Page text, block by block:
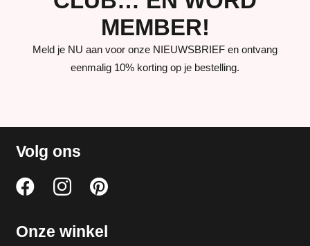
MEMBER!
Meld je NU aan voor onze NIEUWSBRIEF en ontvang
eenmalig 10% korting op je bestelling.
Volg ons
Onze winkel